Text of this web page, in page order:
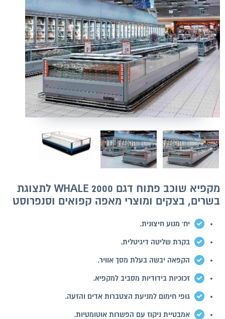
מקפיא שוכב פתוח דגם WHALE 2000 לתצוגת
בשרים, בצקים ומוצרי מאפה קפואים וסנפרוסט
יח' מנוע חיצונית.
בקרת שליטה דיגיטלית.
הקפאה יבשה בעלת מסך אוויר.
זכוכיות בידודיות מסביב למקפיא.
גופי חימום למניעת הצטברות אדים והזעה.
אמבטיית ניקוז עם הפשרות אוטומטיות.